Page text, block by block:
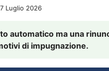
Luglio 2026
automatico ma una
di impugnazione.